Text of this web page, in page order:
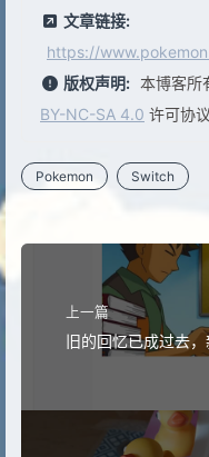
文章链接:
https://
版权声明: 本博客所
BY-NC-SA 4.0 许可协
Pokemon Switch
上一篇
旧的回忆已成过去